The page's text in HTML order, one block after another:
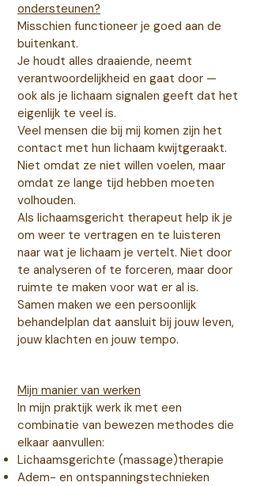
ondersteunen?
Misschien functioneer je goed aan de
buitenkant.
Je houdt alles draaiende, neemt
verantwoordelijkheid en gaat door —
ook als je lichaam signalen geeft dat het
eigenlijk te veel is.
Veel mensen die bij mij komen zijn het
contact met hun lichaam kwijtgeraakt.
Niet omdat ze niet willen voelen, maar
omdat ze lange tijd hebben moeten
volhouden.
Als lichaamsgericht therapeut help ik je
om weer te vertragen en te luisteren
naar wat je lichaam je vertelt. Niet door
te analyseren of te forceren, maar door
ruimte te maken voor wat er al is.
Samen maken we een persoonlijk
behandelplan dat aansluit bij jouw leven,
jouw klachten en jouw tempo.
Mijn manier van werken
In mijn praktijk werk ik met een
combinatie van bewezen methodes die
elkaar aanvullen:
Lichaamsgerichte (massage)therapie
Adem- en ontspanningstechnieken